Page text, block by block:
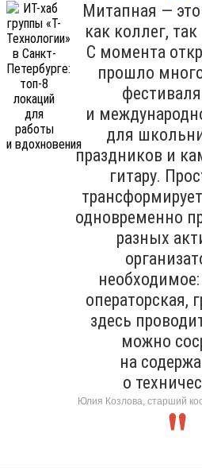
Митапная —
как коллег,
С момента
прошло
и
для
праздников и
гитару.
одновременно
разных
здесь
можно
на
о
Юлия Козлова, старший